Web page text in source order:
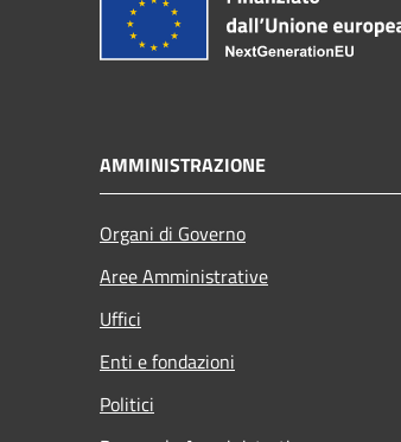
AMMINISTRAZIONE
Organi di Governo
Aree Amministrative
Uffici
Enti e fondazioni
Politici